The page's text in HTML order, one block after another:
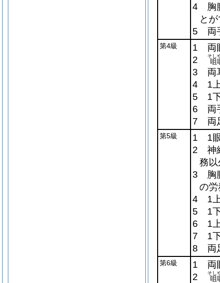
4 胸
と
5 両
第4級
1 両
2
咀
そし
3 両
4 1上
5 1下
6 両
7 両
第5級
1 1眼
2 神
務
3 胸
の
4 1上
5 1下
6 1上
7 1下
8 両
第6級
1 両
2
咀
そし